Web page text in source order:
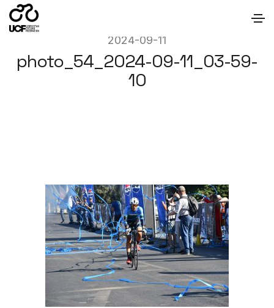
2024-09-11
photo_54_2024-09-11_03-59-
10